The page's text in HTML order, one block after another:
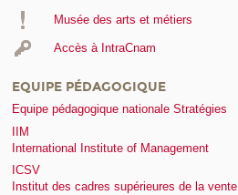
Musée des arts et métiers
Accès à IntraCnam
EQUIPE PÉDAGOGIQUE
Equipe pédagogique nationale Stratégies
IIM
International Institute of Management
ICSV
Institut des cadres supérieures de la vente